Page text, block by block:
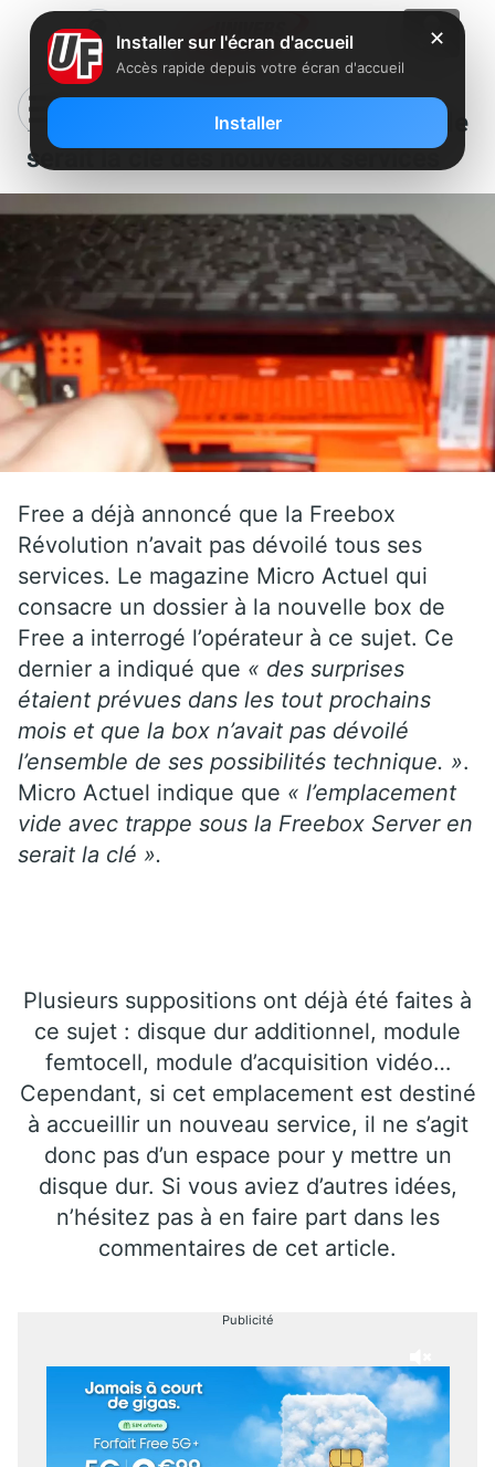
Freebox Server : l’emplacement vide
serait la clé des nouveaux services
Free a déjà annoncé que la Freebox
Révolution n’avait pas dévoilé tous ses
services. Le magazine Micro Actuel qui
consacre un dossier à la nouvelle box de
Free a interrogé l’opérateur à ce sujet. Ce
dernier a indiqué que « des surprises
étaient prévues dans les tout prochains
mois et que la box n’avait pas dévoilé
l’ensemble de ses possibilités technique. ».
Micro Actuel indique que « l’emplacement
vide avec trappe sous la Freebox Server en
serait la clé ».
Plusieurs suppositions ont déjà été faites à
ce sujet : disque dur additionnel, module
femtocell, module d’acquisition vidéo…
Cependant, si cet emplacement est destiné
à accueillir un nouveau service, il ne s’agit
donc pas d’un espace pour y mettre un
disque dur. Si vous aviez d’autres idées,
n’hésitez pas à en faire part dans les
commentaires de cet article.
Publicité
✕
Installer sur l'écran d'accueil
Accès rapide depuis votre écran d'accueil
Installer